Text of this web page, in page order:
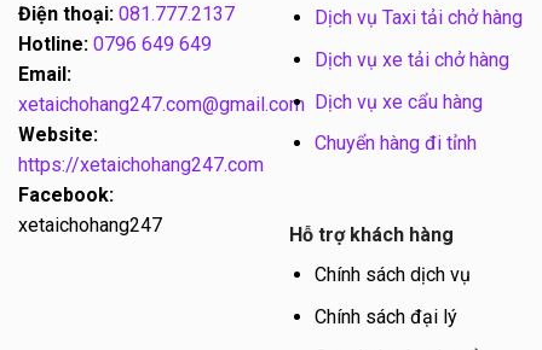
Điện thoại: 081.777.2137
Hotline: 0796 649 649
Email:
xetaichohang247.com@gmail.com
Website:
https://xetaichohang247.com
Facebook:
xetaichohang247
Dịch vụ Taxi tải chở hàng
Dịch vụ xe tải chở hàng
Dịch vụ xe cẩu hàng
Chuyển hàng đi tỉnh
Hỗ trợ khách hàng
Chính sách dịch vụ
Chính sách đại lý